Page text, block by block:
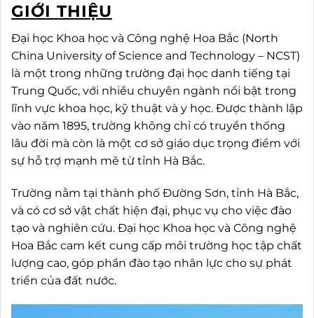
GIỚI THIỆU
Đại học Khoa học và Công nghệ Hoa Bắc (North
China University of Science and Technology – NCST)
là một trong những trường đại học danh tiếng tại
Trung Quốc, với nhiều chuyên ngành nổi bật trong
lĩnh vực khoa học, kỹ thuật và y học. Được thành lập
vào năm 1895, trường không chỉ có truyền thống
lâu đời mà còn là một cơ sở giáo dục trọng điểm với
sự hỗ trợ mạnh mẽ từ tỉnh Hà Bắc.
Trường nằm tại thành phố Đường Sơn, tỉnh Hà Bắc,
và có cơ sở vật chất hiện đại, phục vụ cho việc đào
tạo và nghiên cứu. Đại học Khoa học và Công nghệ
Hoa Bắc cam kết cung cấp môi trường học tập chất
lượng cao, góp phần đào tạo nhân lực cho sự phát
triển của đất nước.